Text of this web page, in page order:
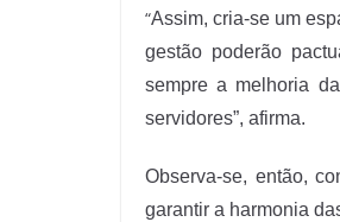
“Assim, cria-se um
gestão poderão
sempre a melhoria
servidores”, afirma.
Observa-se, então,
garantir a harmonia